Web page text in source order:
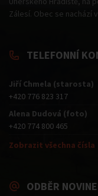
Zálesí. Obec se nachází
TELEFONNÍ
Jiří Chmela (starosta)
+420 776 823 317
Alena Dudová (foto)
+420 774 800 465
Zobrazit všechna čísla
ODBĚR